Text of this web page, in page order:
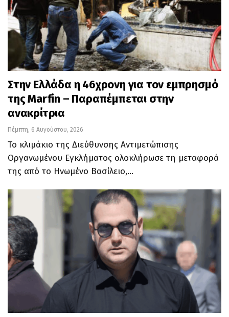
Στην Ελλάδα η 46χρονη για τον εμπρησμό
της Marfin – Παραπέμπεται στην
ανακρίτρια
Πέμπτη, 6 Αυγούστου, 2026
Το κλιμάκιο της Διεύθυνσης Αντιμετώπισης
Οργανωμένου Εγκλήματος ολοκλήρωσε τη μεταφορά
της από το Ηνωμένο Βασίλειο,…